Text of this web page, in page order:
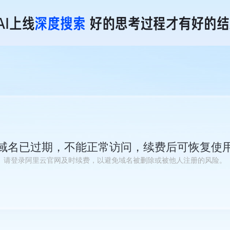
名已过期，不能正常访问，续费后可恢复使
请登录阿里云官网及时续费，以避免域名被删除或被他人注册的风险。